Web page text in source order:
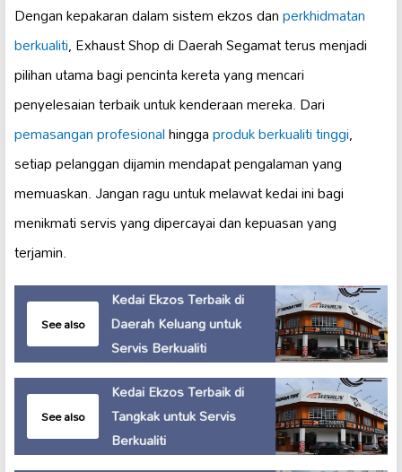
Dengan kepakaran dalam sistem ekzos danperkhidmatan
berkualiti, Exhaust Shop di Daerah Segamat terus menjadi
pilihan utama bagi pencinta kereta yang mencari
penyelesaian terbaik untuk kenderaan mereka. Dari
pemasangan profesionalhinggaproduk berkualiti tinggi,
setiap pelanggan dijamin mendapat pengalaman yang
memuaskan. Jangan ragu untuk melawat kedai ini bagi
menikmati servis yang dipercayai dan kepuasan yang
terjamin.
See also
Kedai Ekzos Terbaik di
Daerah Keluang untuk
Servis Berkualiti
See also
Kedai Ekzos Terbaik di
Tangkak untuk Servis
Berkualiti